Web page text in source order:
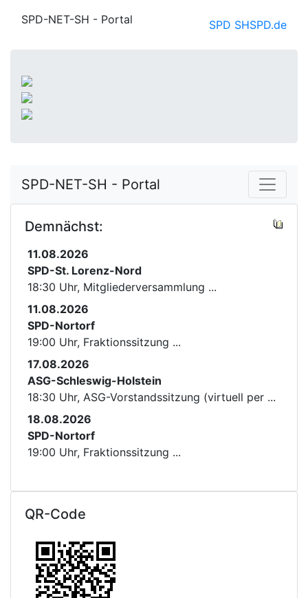
SPD-NET-SH - Portal SPD SHSPD.de
SPD-NET-SH - Portal
Demnächst:
11.08.2026
SPD-St. Lorenz-Nord
18:30 Uhr, Mitgliederversammlung ...
11.08.2026
SPD-Nortorf
19:00 Uhr, Fraktionssitzung ...
17.08.2026
ASG-Schleswig-Holstein
18:30 Uhr, ASG-Vorstandssitzung (virtuell per ...
18.08.2026
SPD-Nortorf
19:00 Uhr, Fraktionssitzung ...
QR-Code